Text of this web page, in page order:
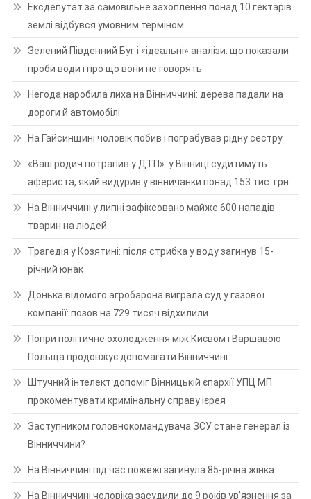
Ексдепутат за самовільне захоплення понад 10 гектарів
землі відбувся умовним терміном
Зелений Південний Буг і «ідеальні» аналізи: що показали
проби води і про що вони не говорять
Негода наробила лиха на Вінниччині: дерева падали на
дороги й автомобілі
На Гайсинщині чоловік побив і пограбував рідну сестру
«Ваш родич потрапив у ДТП»: у Вінниці судитимуть
афериста, який видурив у вінничанки понад 153 тис. грн
На Вінниччині у липні зафіксовано майже 600 нападів
тварин на людей
Трагедія у Козятині: після стрибка у воду загинув 15-
річний юнак
Донька відомого агробарона виграла суд у газової
компанії: позов на 729 тисяч відхилили
Попри політичне охолодження між Києвом і Варшавою
Польща продовжує допомагати Вінниччині
Штучний інтелект допоміг Вінницькій єпархії УПЦ МП
прокоментувати кримінальну справу ієрея
Заступником головнокомандувача ЗСУ стане генерал із
Вінниччини?
На Вінниччині під час пожежі загинула 85-річна жінка
На Вінниччині чоловіка засудили до 9 років ув’язнення за